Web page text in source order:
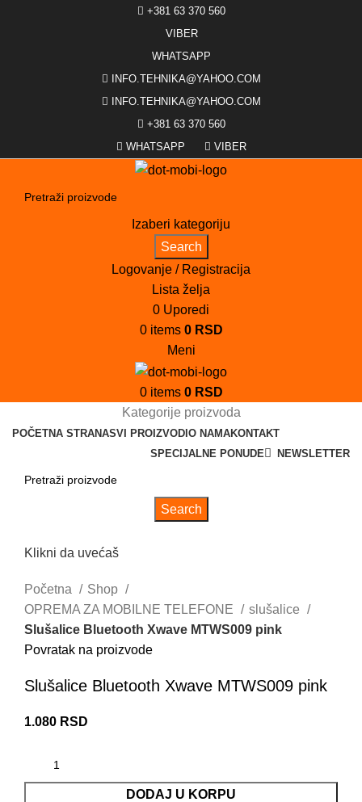
+381 63 370 560
VIBER
WHATSAPP
INFO.TEHNIKA@YAHOO.COM
INFO.TEHNIKA@YAHOO.COM
+381 63 370 560
WHATSAPP
VIBER
Izaberi kategoriju
Search
Logovanje / Registracija
Lista želja
0 Uporedi
0 items 0 RSD
Meni
0 items 0 RSD
Kategorije proizvoda
POČETNA STRANASVI PROIZVODIO NAMAKONTAKT
SPECIJALNE PONUDE
NEWSLETTER
Search
Klikni da uvećaš
Početna
Shop
OPREMA ZA MOBILNE TELEFONE
slušalice
Slušalice Bluetooth Xwave MTWS009 pink
Povratak na proizvode
Slušalice Bluetooth Xwave MTWS009 pink
1.080 RSD
DODAJ U KORPU